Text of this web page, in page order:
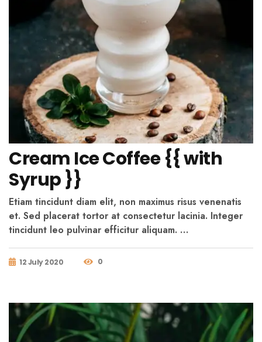
Cream Ice Coffee {{ with
Syrup }}
Etiam tincidunt diam elit, non maximus risus venenatis
et. Sed placerat tortor at consectetur lacinia. Integer
tincidunt leo pulvinar efficitur aliquam. …
12 July 2020 0